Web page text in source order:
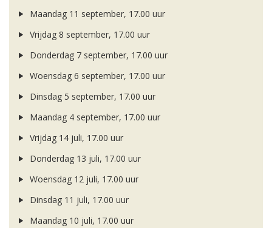
Maandag 11 september, 17.00 uur
Vrijdag 8 september, 17.00 uur
Donderdag 7 september, 17.00 uur
Woensdag 6 september, 17.00 uur
Dinsdag 5 september, 17.00 uur
Maandag 4 september, 17.00 uur
Vrijdag 14 juli, 17.00 uur
Donderdag 13 juli, 17.00 uur
Woensdag 12 juli, 17.00 uur
Dinsdag 11 juli, 17.00 uur
Maandag 10 juli, 17.00 uur